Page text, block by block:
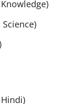
Knowledge)
Science)
Hindi)